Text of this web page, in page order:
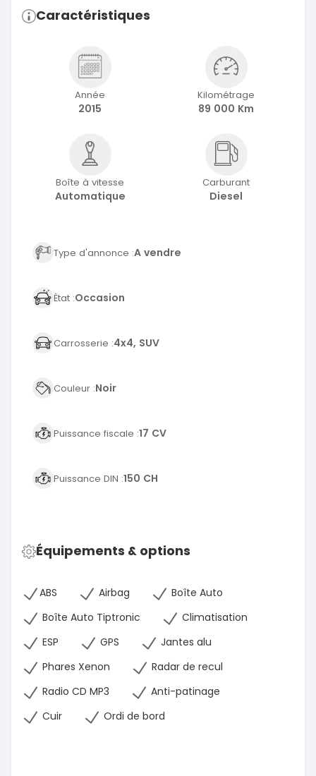
Caractéristiques
Année
2015
Kilométrage
89 000 Km
Boîte à vitesse
Automatique
Carburant
Diesel
Type d'annonce :A vendre
État :Occasion
Carrosserie :4x4, SUV
Couleur :Noir
Puissance fiscale :17 CV
Puissance DIN :150 CH
Équipements & options
ABS Airbag
Boîte Auto
Boîte Auto Tiptronic
Climatisation
ESP
GPS
Jantes alu
Phares Xenon
Radar de recul
Radio CD MP3
Anti-patinage
Cuir
Ordi de bord